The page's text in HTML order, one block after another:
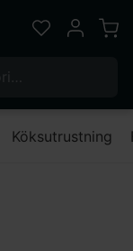
Favoriter
Mitt
Köksutrustning